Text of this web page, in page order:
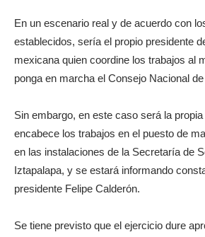
En un escenario real y de acuerdo con
establecidos, sería el propio presidente
mexicana quien coordine los trabajos al
ponga en marcha el Consejo Nacional
Sin embargo, en este caso será la
encabece los trabajos en el puesto de
en las instalaciones de la Secretaría de
Iztapalapa, y se estará informando
presidente Felipe Calderón.
Se tiene previsto que el ejercicio dure